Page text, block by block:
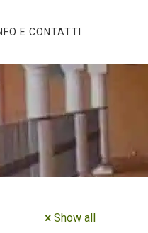
E CONTATTI
Show all